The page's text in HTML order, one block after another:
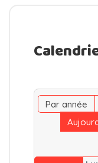
Par année